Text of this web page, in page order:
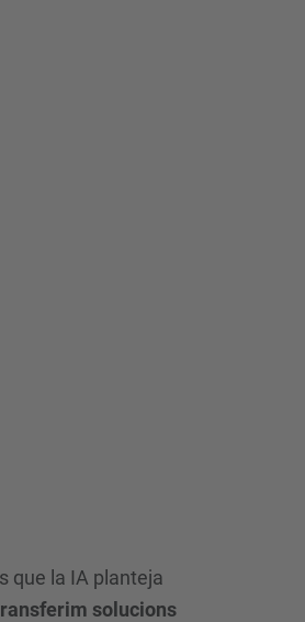
que la IA planteja
solucions